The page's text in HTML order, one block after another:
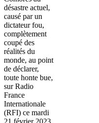
désastre actuel,
causé par un
dictateur fou,
complètement
coupé des
réalités du
monde, au point
de déclarer,
toute honte bue,
sur Radio
France
Internationale
(RFI) ce mardi
21 février 2023